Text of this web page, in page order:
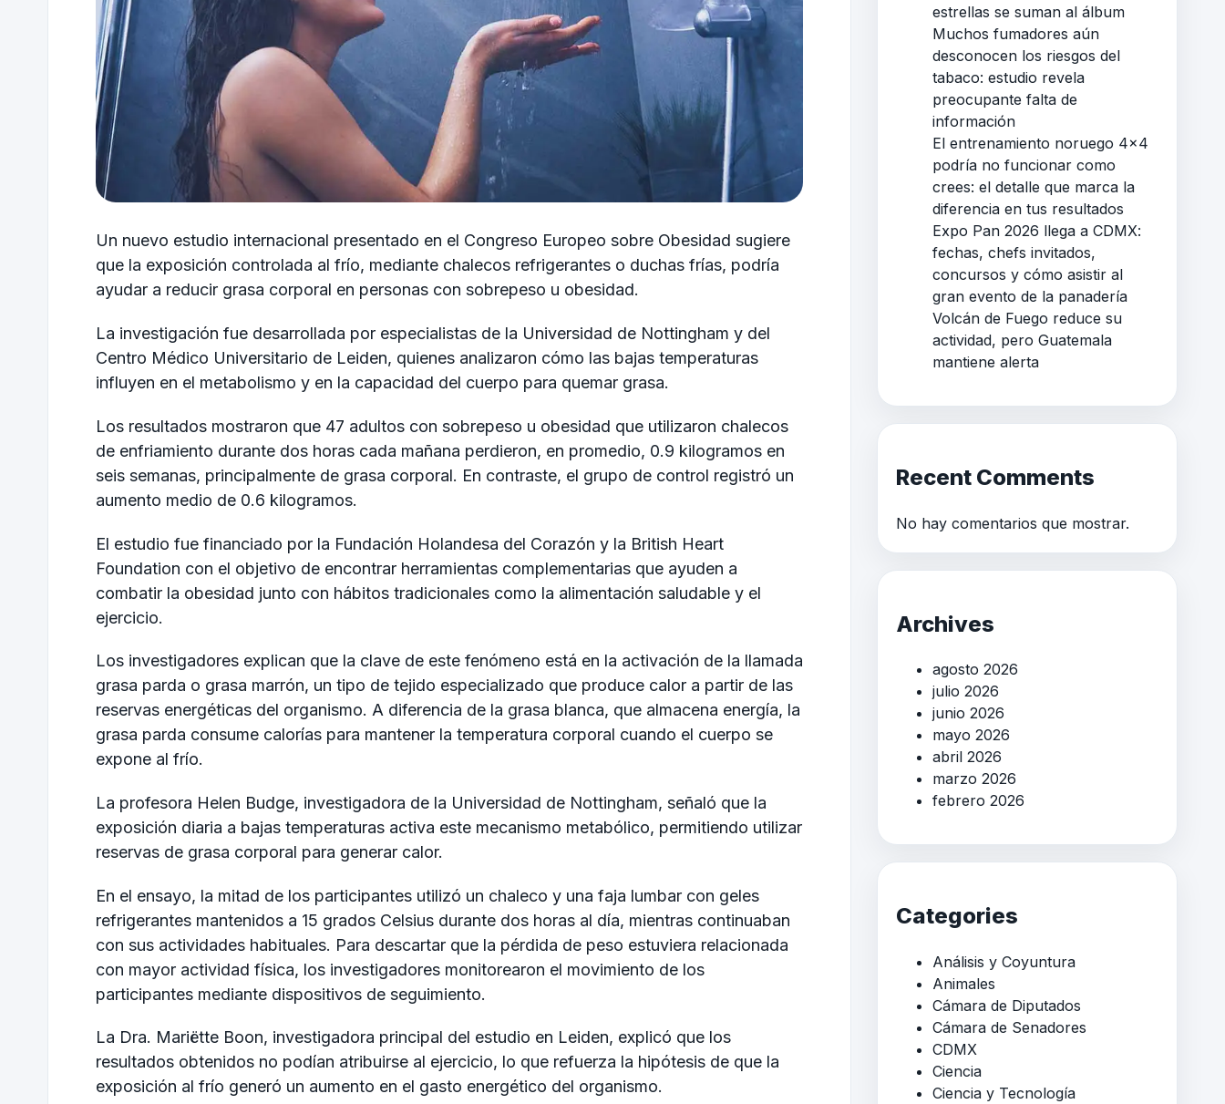
Un nuevo estudio internacional presentado en el Congreso Europeo sobre Obesidad sugiere
que la exposición controlada al frío, mediante chalecos refrigerantes o duchas frías, podría
ayudar a reducir grasa corporal en personas con sobrepeso u obesidad.
La investigación fue desarrollada por especialistas de la Universidad de Nottingham y del
Centro Médico Universitario de Leiden, quienes analizaron cómo las bajas temperaturas
influyen en el metabolismo y en la capacidad del cuerpo para quemar grasa.
Los resultados mostraron que 47 adultos con sobrepeso u obesidad que utilizaron chalecos
de enfriamiento durante dos horas cada mañana perdieron, en promedio, 0.9 kilogramos en
seis semanas, principalmente de grasa corporal. En contraste, el grupo de control registró un
aumento medio de 0.6 kilogramos.
El estudio fue financiado por la Fundación Holandesa del Corazón y la British Heart
Foundation con el objetivo de encontrar herramientas complementarias que ayuden a
combatir la obesidad junto con hábitos tradicionales como la alimentación saludable y el
ejercicio.
Los investigadores explican que la clave de este fenómeno está en la activación de la llamada
grasa parda o grasa marrón, un tipo de tejido especializado que produce calor a partir de las
reservas energéticas del organismo. A diferencia de la grasa blanca, que almacena energía, la
grasa parda consume calorías para mantener la temperatura corporal cuando el cuerpo se
expone al frío.
La profesora Helen Budge, investigadora de la Universidad de Nottingham, señaló que la
exposición diaria a bajas temperaturas activa este mecanismo metabólico, permitiendo utilizar
reservas de grasa corporal para generar calor.
En el ensayo, la mitad de los participantes utilizó un chaleco y una faja lumbar con geles
refrigerantes mantenidos a 15 grados Celsius durante dos horas al día, mientras continuaban
con sus actividades habituales. Para descartar que la pérdida de peso estuviera relacionada
con mayor actividad física, los investigadores monitorearon el movimiento de los
participantes mediante dispositivos de seguimiento.
La Dra. Mariëtte Boon, investigadora principal del estudio en Leiden, explicó que los
resultados obtenidos no podían atribuirse al ejercicio, lo que refuerza la hipótesis de que la
exposición al frío generó un aumento en el gasto energético del organismo.
estrellas se suman al álbum
Muchos fumadores aún
desconocen los riesgos del
tabaco: estudio revela
preocupante falta de
información
El entrenamiento noruego 4×4
podría no funcionar como
crees: el detalle que marca la
diferencia en tus resultados
Expo Pan 2026 llega a CDMX:
fechas, chefs invitados,
concursos y cómo asistir al
gran evento de la panadería
Volcán de Fuego reduce su
actividad, pero Guatemala
mantiene alerta
Recent Comments
No hay comentarios que mostrar.
Archives
agosto 2026
julio 2026
junio 2026
mayo 2026
abril 2026
marzo 2026
febrero 2026
Categories
Análisis y Coyuntura
Animales
Cámara de Diputados
Cámara de Senadores
CDMX
Ciencia
Ciencia y Tecnología